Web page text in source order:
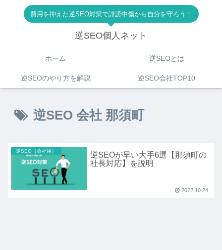
費用を抑えた逆SEO対策で誹謗中傷から自分を守ろう！
逆SEO個人ネット
ホーム 逆SEOとは
逆SEOのやり方を解説 逆SEO会社TOP10
逆SEO 会社 那須町
逆SEO（会社用）
逆SEOが早い大手6選【那須町の
社長対応】を説明
2022.10.24